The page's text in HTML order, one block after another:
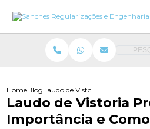
HomeBlogLaudo de Vistoria Predial:
Laudo de Vistoria
Importância e